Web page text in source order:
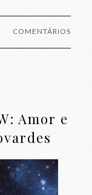
COMENTÁRIOS
Amor e